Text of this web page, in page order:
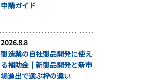
申請ガイド
2026.8.8
製造業の自社製品開発に使え
る補助金｜新製品開発と新市
場進出で選ぶ枠の違い